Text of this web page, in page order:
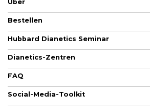
Über
Bestellen
Hubbard Dianetics Seminar
Dianetics-Zentren
FAQ
Social-Media-Toolkit